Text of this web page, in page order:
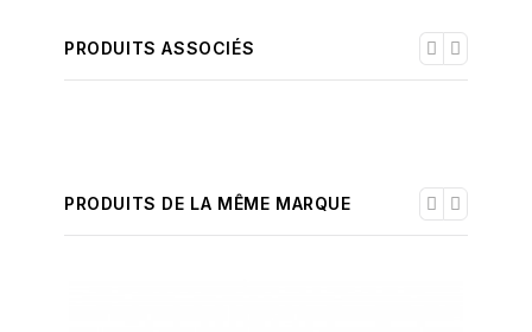
PRODUITS ASSOCIÉS
PRODUITS DE LA MÊME MARQUE